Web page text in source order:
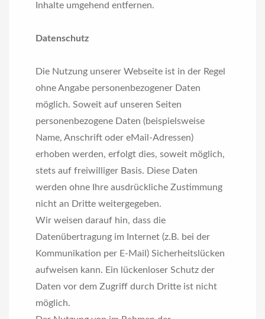
Inhalte umgehend entfernen.
Datenschutz
Die Nutzung unserer Webseite ist in der Regel
ohne Angabe personenbezogener Daten
möglich. Soweit auf unseren Seiten
personenbezogene Daten (beispielsweise
Name, Anschrift oder eMail-Adressen)
erhoben werden, erfolgt dies, soweit möglich,
stets auf freiwilliger Basis. Diese Daten
werden ohne Ihre ausdrückliche Zustimmung
nicht an Dritte weitergegeben.
Wir weisen darauf hin, dass die
Datenübertragung im Internet (z.B. bei der
Kommunikation per E-Mail) Sicherheitslücken
aufweisen kann. Ein lückenloser Schutz der
Daten vor dem Zugriff durch Dritte ist nicht
möglich.